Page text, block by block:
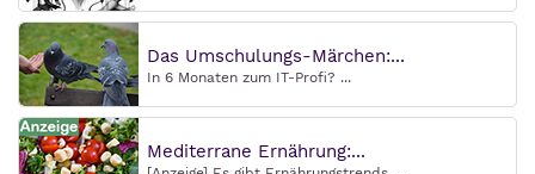
Das Umschulungs-Märchen:...
In 6 Monaten zum IT-Profi? ...
Mediterrane Ernährung:...